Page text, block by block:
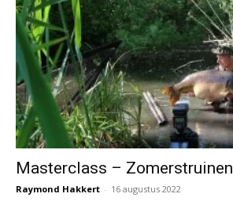
Masterclass – Zomerstruinen
Raymond Hakkert - 16 augustus 2022